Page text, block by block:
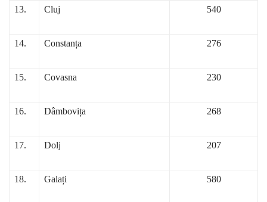
13. Cluj 540
14. Constanța 276
15. Covasna 230
16. Dâmbovița 268
17. Dolj 207
18. Galați 580